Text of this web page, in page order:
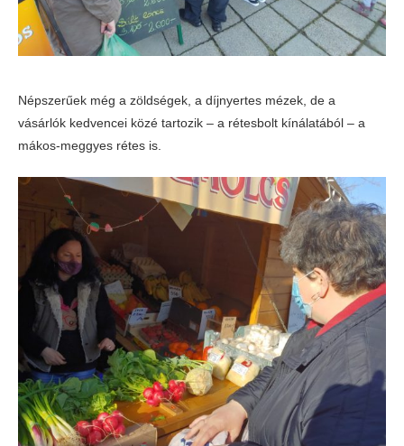
Népszerűek még a zöldségek, a díjnyertes mézek, de a
vásárlók kedvencei közé tartozik – a rétesbolt kínálatából – a
mákos-meggyes rétes is.